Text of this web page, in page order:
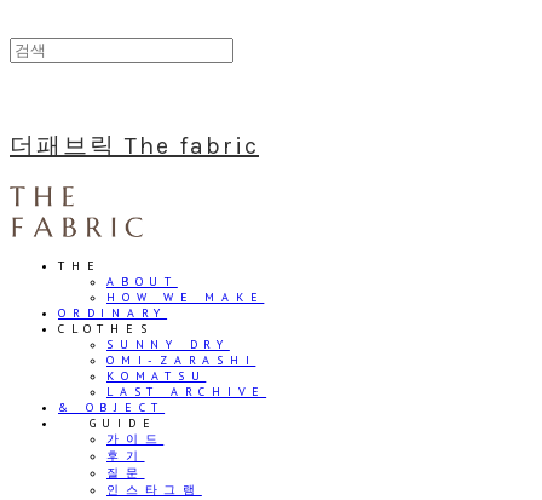
더패브릭 The fabric
THE
ABOUT
HOW WE MAKE
ORDINARY
CLOTHES
SUNNY DRY
OMI-ZARASHI
KOMATSU
LAST ARCHIVE
& OBJECT
⠀⠀GUIDE
가이드
후기
질문
인스타그램